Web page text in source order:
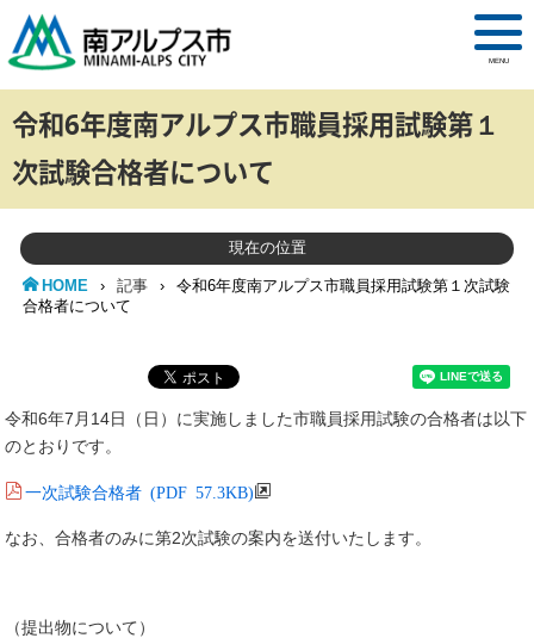
MENU
令和6年度南アルプス市職員採用試験第１
次試験合格者について
現在の位置
HOME › 記事 ›
令和6年度南アルプス市職員採用試験第１次試験
合格者について
令和6年7月14日（日）に実施しました市職員採用試験の合格者は以下
のとおりです。
一次試験合格者 (PDF 57.3KB)
なお、合格者のみに第2次試験の案内を送付いたします。
（提出物について）